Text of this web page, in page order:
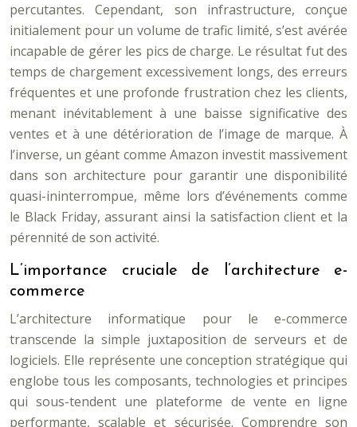
percutantes. Cependant, son infrastructure, conçue
initialement pour un volume de trafic limité, s’est avérée
incapable de gérer les pics de charge. Le résultat fut des
temps de chargement excessivement longs, des erreurs
fréquentes et une profonde frustration chez les clients,
menant inévitablement à une baisse significative des
ventes et à une détérioration de l’image de marque. À
l’inverse, un géant comme Amazon investit massivement
dans son architecture pour garantir une disponibilité
quasi-ininterrompue, même lors d’événements comme
le Black Friday, assurant ainsi la satisfaction client et la
pérennité de son activité.
L’importance cruciale de l’architecture e-
commerce
L’architecture informatique pour le e-commerce
transcende la simple juxtaposition de serveurs et de
logiciels. Elle représente une conception stratégique qui
englobe tous les composants, technologies et principes
qui sous-tendent une plateforme de vente en ligne
performante, scalable et sécurisée. Comprendre son